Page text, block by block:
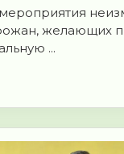
желающих
...